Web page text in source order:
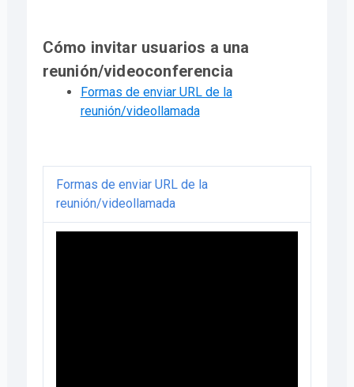
Cómo invitar usuarios a una
reunión/videoconferencia
Formas de enviar URL de la
reunión/videollamada
Formas de enviar URL de la
reunión/videollamada